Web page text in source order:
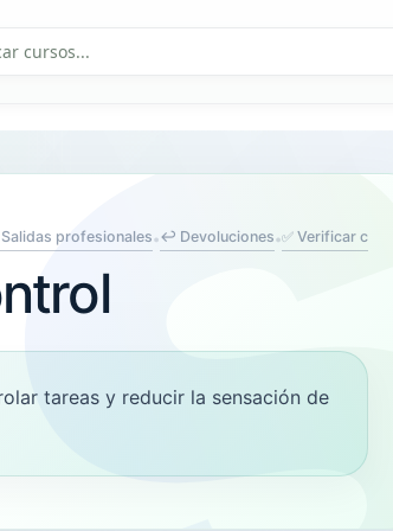
Salidas profesionales•↩️ Devoluciones•✅ Verificar
tareas y reducir la sensación de